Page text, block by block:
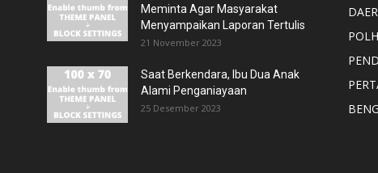
Meminta Agar Masyarakat
Menyampaikan Laporan Tertulis
21 November 2023
Saat Berkendara, Ibu Dua Anak
Alami Penganiayaan
25 Desember 2023